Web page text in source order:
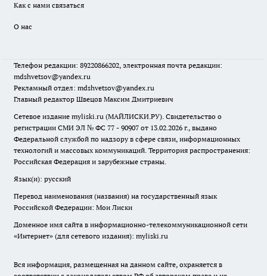
Как с нами связаться
О нас
Телефон редакции: 89220866202, электронная почта редакции:
mdshvetsov@yandex.ru
Рекламный отдел: mdshvetsov@yandex.ru
Главный редактор Швецов Максим Дмитриевич
Сетевое издание myliski.ru (МАЙЛИСКИ.РУ). Свидетельство о
регистрации СМИ ЭЛ № ФС 77 - 90907 от 13.02.2026 г., выдано
Федеральной службой по надзору в сфере связи, информационных
технологий и массовых коммуникаций. Территория распространения:
Российская Федерация и зарубежные страны.
Язык(и): русский
Перевод наименования (названия) на государственный язык
Российской Федерации: Мои Лиски
Доменное имя сайта в информационно-телекоммуникационной сети
«Интернет» (для сетевого издания): myliski.ru
Вся информация, размещенная на данном сайте, охраняется в